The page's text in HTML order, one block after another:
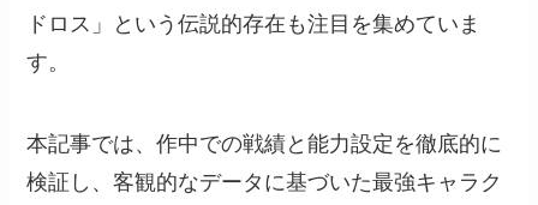
ドロス」という伝説的存在も注目を集めていま
す。
本記事では、作中での戦績と能力設定を徹底的に
検証し、客観的なデータに基づいた最強キャラク